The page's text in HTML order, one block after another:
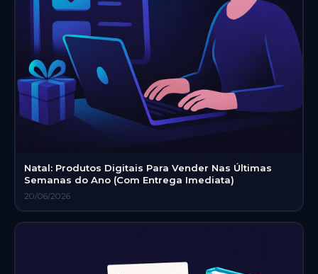
Natal: Produtos Digitais Para Vender Nas Últimas
Semanas do Ano (Com Entrega Imediata)
20/06/2026